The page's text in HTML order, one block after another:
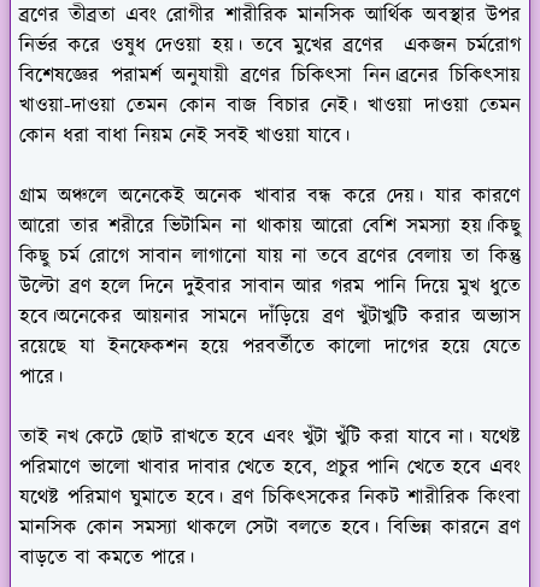
ব্রণের তীব্রতা এবং রোগীর শারীরিক মানসিক আর্থিক অবস্থার উপর
নির্ভর করে ওষুধ দেওয়া হয়। তবে মুখের ব্রণের একজন চর্মরোগ
বিশেষজ্ঞের পরামর্শ অনুযায়ী ব্রণের চিকিৎসা নিন।ব্রনের চিকিৎসায়
খাওয়া-দাওয়া তেমন কোন বাজ বিচার নেই। খাওয়া দাওয়া তেমন
কোন ধরা বাধা নিয়ম নেই সবই খাওয়া যাবে।
গ্রাম অঞ্চলে অনেকেই অনেক খাবার বন্ধ করে দেয়। যার কারণে
আরো তার শরীরে ভিটামিন না থাকায় আরো বেশি সমস্যা হয়।কিছু
কিছু চর্ম রোগে সাবান লাগানো যায় না তবে ব্রণের বেলায় তা কিন্তু
উল্টো ব্রণ হলে দিনে দুইবার সাবান আর গরম পানি দিয়ে মুখ ধুতে
হবে।অনেকের আয়নার সামনে দাঁড়িয়ে ব্রণ খুঁটাখুটি করার অভ্যাস
রয়েছে যা ইনফেকশন হয়ে পরবর্তীতে কালো দাগের হয়ে যেতে
পারে।
তাই নখ কেটে ছোট রাখতে হবে এবং খুঁটা খুঁটি করা যাবে না। যথেষ্ট
পরিমাণে ভালো খাবার দাবার খেতে হবে, প্রচুর পানি খেতে হবে এবং
যথেষ্ট পরিমাণ ঘুমাতে হবে। ব্রণ চিকিৎসকের নিকট শারীরিক কিংবা
মানসিক কোন সমস্যা থাকলে সেটা বলতে হবে। বিভিন্ন কারনে ব্রণ
বাড়তে বা কমতে পারে।